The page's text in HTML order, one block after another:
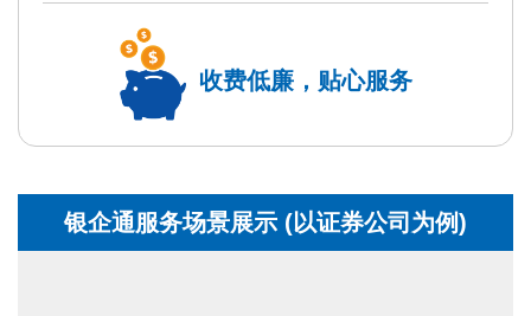
收费低廉，贴心服务
银企通服务场景展示 (以证券公司为例)